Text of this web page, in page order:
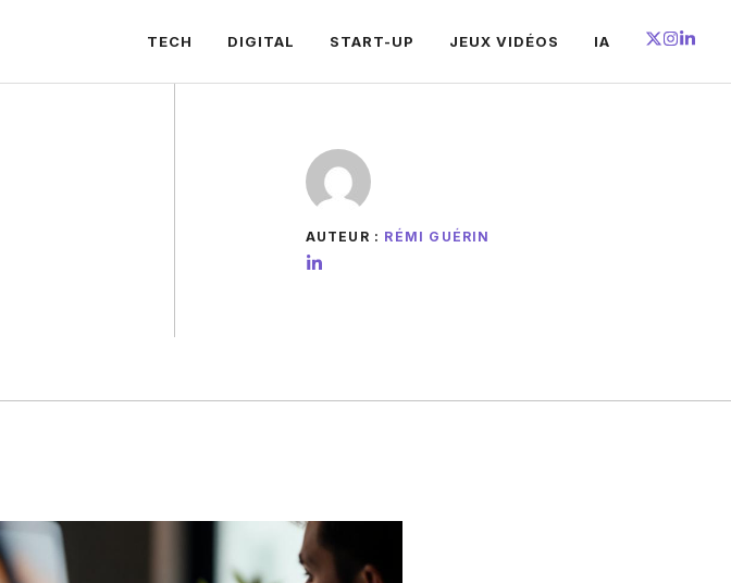
TECH DIGITAL START-UP JEUX VIDÉOS IA
AUTEUR : RÉMI GUÉRIN